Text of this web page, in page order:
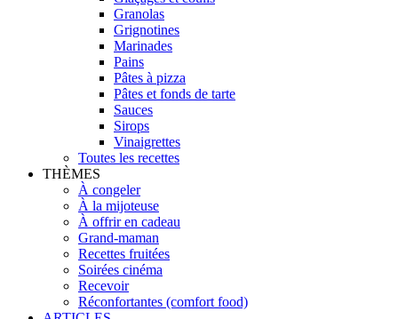
Granolas
Grignotines
Marinades
Pains
Pâtes à pizza
Pâtes et fonds de tarte
Sauces
Sirops
Vinaigrettes
Toutes les recettes
THÈMES
À congeler
À la mijoteuse
À offrir en cadeau
Grand-maman
Recettes fruitées
Soirées cinéma
Recevoir
Réconfortantes (comfort food)